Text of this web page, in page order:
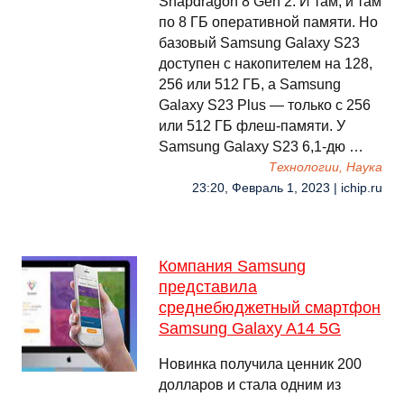
по 8 ГБ оперативной памяти. Но
базовый Samsung Galaxy S23
доступен с накопителем на 128,
256 или 512 ГБ, а Samsung
Galaxy S23 Plus — только с 256
или 512 ГБ флеш-памяти. У
Samsung Galaxy S23 6,1-дю …
Технологии, Наука
23:20, Февраль 1, 2023 | ichip.ru
Компания Samsung
представила
среднебюджетный смартфон
Samsung Galaxy A14 5G
Новинка получила ценник 200
долларов и стала одним из